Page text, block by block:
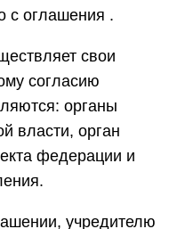
с оглашения .
свои
согласию
органы
власти, орган
федерации и
учредителю